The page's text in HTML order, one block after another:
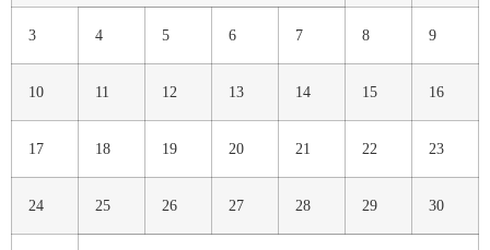
3 4 5 6 7 8 9
10 11 12 13 14 15 16
17 18 19 20 21 22 23
24 25 26 27 28 29 30